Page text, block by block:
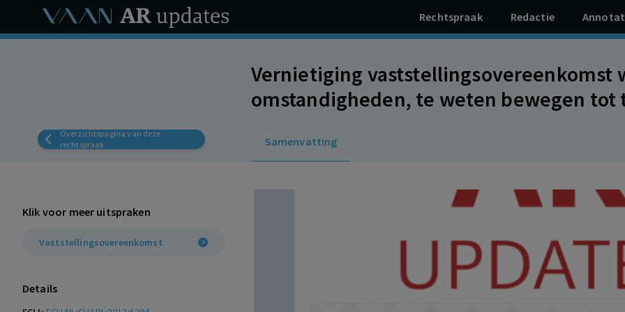
Rechtspraak Redactie
Overzichtspagina van deze
rechtspraak
Vernietiging vaststellingsovereenkomst
omstandigheden, te weten bewegen tot
Afhankelijke positie van werkneemster
tot 10% omdat in casu geen sprake is
Samenvatting
Klik voor meer uitspraken
Vaststellingsovereenkomst
Details